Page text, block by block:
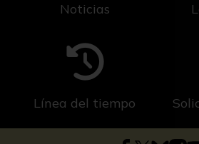
Noticias
Línea del tiempo